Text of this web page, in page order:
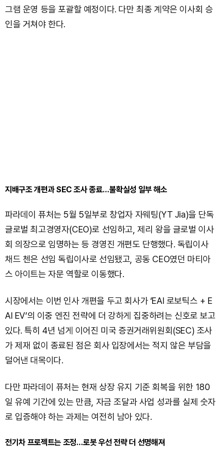
그램 운영 등을 포괄할 예정이다. 다만 최종 계약은 이사회 승
인을 거쳐야 한다.
지배구조 개편과 SEC 조사 종료…불확실성 일부 해소
파라데이 퓨처는 5월 5일부로 창업자 자웨팅(YT Jia)을 단독
글로벌 최고경영자(CEO)로 선임하고, 제리 왕을 글로벌 이사
회 의장으로 임명하는 등 경영진 개편도 단행했다. 독립이사
채드 첸은 선임 독립이사로 선임됐고, 공동 CEO였던 마티아
스 아이트는 자문 역할로 이동했다.
시장에서는 이번 인사 개편을 두고 회사가 ‘EAI 로보틱스 + E
AI EV’의 이중 엔진 전략에 더 강하게 집중하려는 신호로 보고
있다. 특히 4년 넘게 이어진 미국 증권거래위원회(SEC) 조사
가 제재 없이 종료된 점은 회사 입장에서는 적지 않은 부담을
덜어낸 대목이다.
다만 파라데이 퓨처는 현재 상장 유지 기준 회복을 위한 180
일 유예 기간에 있는 만큼, 자금 조달과 사업 성과를 실제 숫자
로 입증해야 하는 과제는 여전히 남아 있다.
전기차 프로젝트는 조정…로봇 우선 전략 더 선명해져